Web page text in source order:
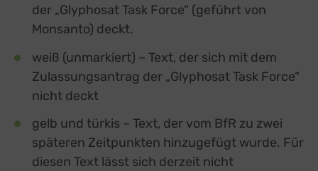
der „Glyphosat Task Force“ (geführt von
Monsanto) deckt.
weiß (unmarkiert) – Text, der sich mit dem
Zulassungsantrag der „Glyphosat Task Force“
nicht deckt
gelb und türkis – Text, der vom BfR zu zwei
späteren Zeitpunkten hinzugefügt wurde. Für
diesen Text lässt sich derzeit nicht